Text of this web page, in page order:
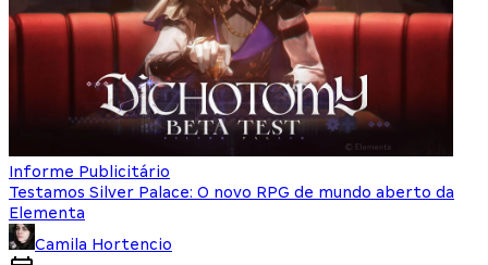
Informe Publicitário
Testamos Silver Palace: O novo RPG de mundo aberto da
Elementa
Camila Hortencio